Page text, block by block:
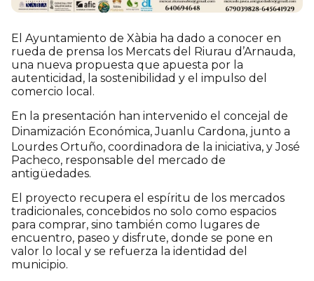
El Ayuntamiento de Xàbia ha dado a conocer en
rueda de prensa los Mercats del Riurau d’Arnauda,
una nueva propuesta que apuesta por la
autenticidad, la sostenibilidad y el impulso del
comercio local.
En la presentación han intervenido el concejal de
Dinamización Económica,Juanlu Cardona, junto a
Lourdes Ortuño, coordinadora de la iniciativa, y José
Pacheco, responsable del mercado de
antigüedades.
El proyecto recupera el espíritu de los mercados
tradicionales, concebidos no solo como espacios
para comprar, sino también como lugares de
encuentro, paseo y disfrute, donde se pone en
valor lo local y se refuerza la identidad del
municipio.